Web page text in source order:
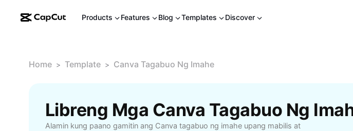
Products Features Blog Templates Discover
Home > Template > Canva Tagabuo Ng Imahe
Alamin kung paano gamitin ang Canva tagabuo ng imahe upang mabilis at